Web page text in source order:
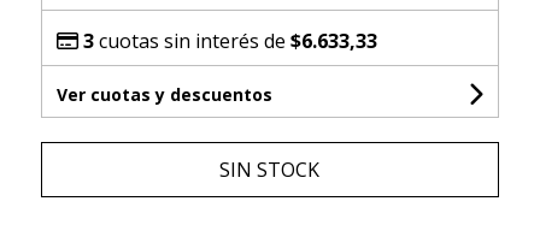
3cuotas sin interés de $6.633,33
Ver cuotas y descuentos
SIN STOCK